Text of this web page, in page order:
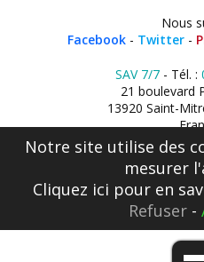
Nous
Facebook - Twitter -
SAV 7/7- Tél. :
21 boulevard
13920 Saint-
Notre site utilise des
mesurer
Cliquez ici pour en
Refuser-